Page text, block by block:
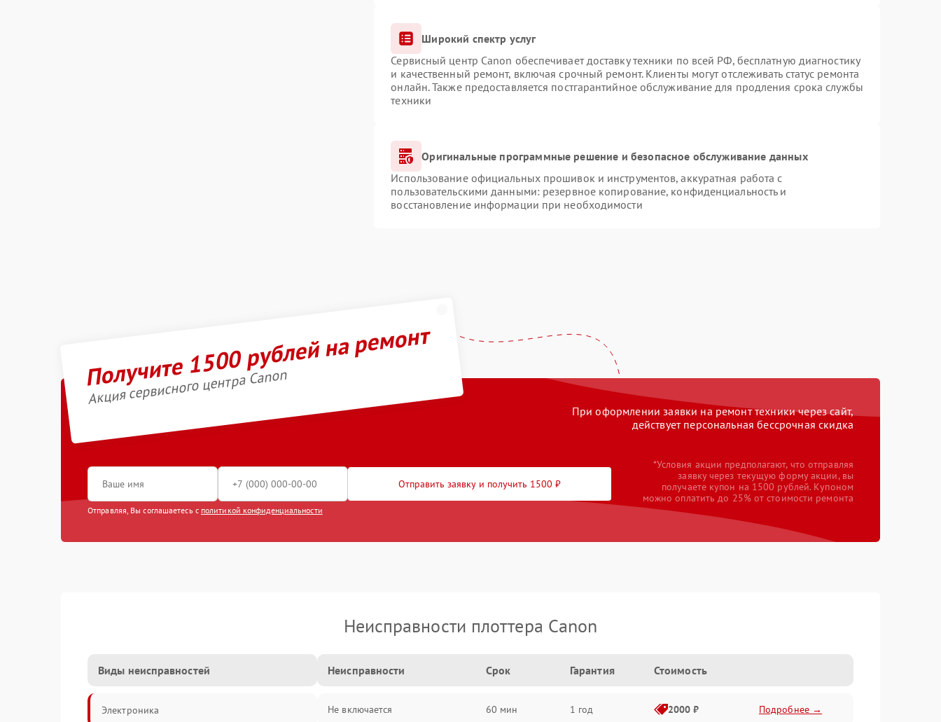
Широкий спектр услуг
Сервисный центр Canon обеспечивает доставку техники по всей РФ, бесплатную диагностику
и качественный ремонт, включая срочный ремонт. Клиенты могут отслеживать статус ремонта
онлайн. Также предоставляется постгарантийное обслуживание для продления срока службы
техники
Оригинальные программные решение и безопасное обслуживание данных
Использование официальных прошивок и инструментов, аккуратная работа с
пользовательскими данными: резервное копирование, конфиденциальность и
восстановление информации при необходимости
Получите 1500 рублей на ремонт
Акция сервисного центра Canon
При оформлении заявки на ремонт техники через сайт,
действует персональная бессрочная скидка
Отправить заявку и получить 1500 ₽
Отправляя, Вы соглашаетесь с политикой конфиденциальности
*Условия акции предполагают, что отправляя
заявку через текущую форму акции, вы
получаете купон на 1500 рублей. Купоном
можно оплатить до 25% от стоимости ремонта
Неисправности плоттера Canon
Виды неисправностей
Электроника
Неисправности Срок Гарантия Стоимость
Не включается 60 мин 1 год 2000 ₽ Подробнее →